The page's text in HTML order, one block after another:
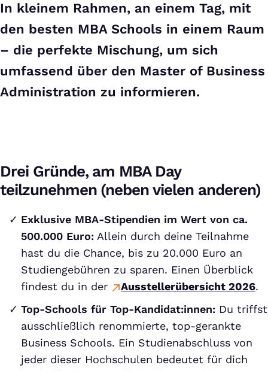
In kleinem Rahmen, an einem Tag, mit
den besten MBA Schools in einem Raum
– die perfekte Mischung, um sich
umfassend über den Master of Business
Administration zu informieren.
Drei Gründe, am MBA Day
teilzunehmen (neben vielen anderen)
Exklusive MBA-Stipendien im Wert von ca.
500.000 Euro: Allein durch deine Teilnahme
hast du die Chance, bis zu 20.000 Euro an
Studiengebühren zu sparen. Einen Überblick
findest du in der
Ausstellerübersicht 2026.
Top-Schools für Top-Kandidat:innen: Du triffst
ausschließlich renommierte, top-gerankte
Business Schools. Ein Studienabschluss von
jeder dieser Hochschulen bedeutet für dich